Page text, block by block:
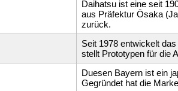
Daihatsu ist eine seit
aus Präfektur Ōsaka
zurück.
Seit 1978 entwickelt
stellt Prototypen für die
Duesen Bayern ist ein
Gegründet hat die